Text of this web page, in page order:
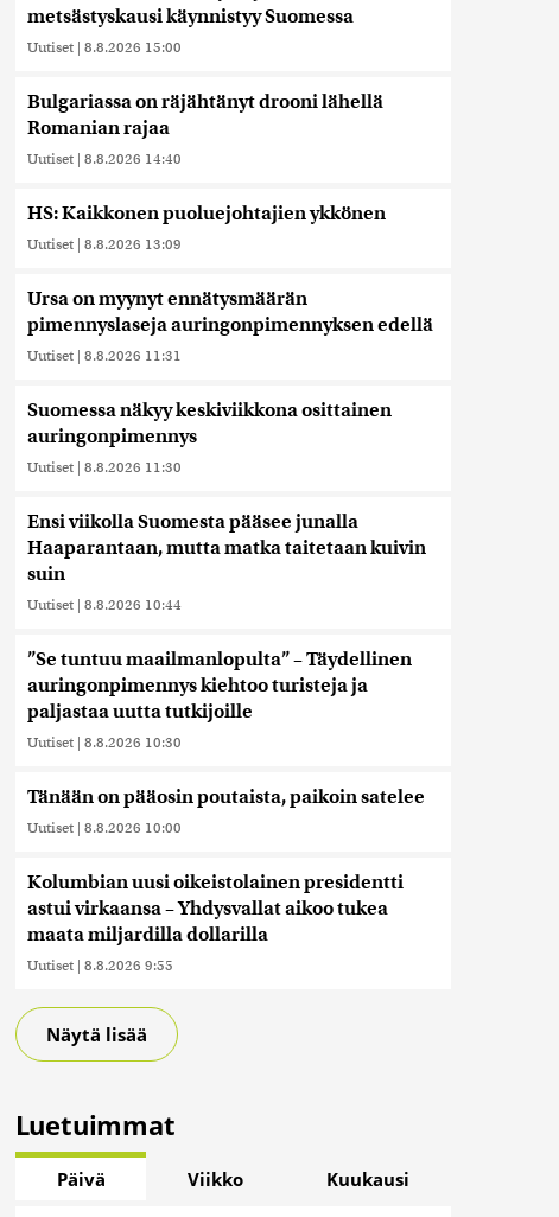
metsästyskausi käynnistyy Suomessa
Uutiset | 8.8.2026 15:00
Bulgariassa on räjähtänyt drooni lähellä
Romanian rajaa
Uutiset | 8.8.2026 14:40
HS: Kaikkonen puoluejohtajien ykkönen
Uutiset | 8.8.2026 13:09
Ursa on myynyt ennätysmäärän
pimennyslaseja auringonpimennyksen edellä
Uutiset | 8.8.2026 11:31
Suomessa näkyy keskiviikkona osittainen
auringonpimennys
Uutiset | 8.8.2026 11:30
Ensi viikolla Suomesta pääsee junalla
Haaparantaan, mutta matka taitetaan kuivin
suin
Uutiset | 8.8.2026 10:44
”Se tuntuu maailmanlopulta” – Täydellinen
auringonpimennys kiehtoo turisteja ja
paljastaa uutta tutkijoille
Uutiset | 8.8.2026 10:30
Tänään on pääosin poutaista, paikoin satelee
Uutiset | 8.8.2026 10:00
Kolumbian uusi oikeistolainen presidentti
astui virkaansa – Yhdysvallat aikoo tukea
maata miljardilla dollarilla
Uutiset | 8.8.2026 9:55
Näytä lisää
Luetuimmat
Päivä Viikko Kuukausi